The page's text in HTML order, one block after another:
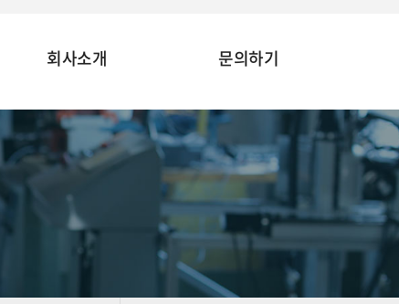
회사소개 문의하기